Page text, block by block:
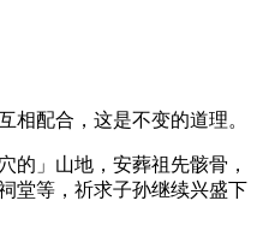
相配合，这是不变的道理。
的」山地，安葬祖先骸骨，
堂等，祈求子孙继续兴盛下